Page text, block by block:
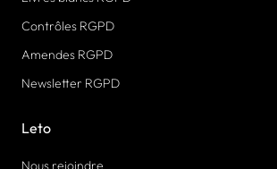
Contrôles RGPD
Amendes RGPD
Newsletter RGPD
Leto
Nous rejoindre